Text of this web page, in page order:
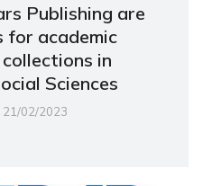
Publishing are
for academic
in
Sciences
21/02/2023